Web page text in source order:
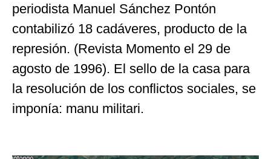
periodista Manuel Sánchez Pontón
contabilizó 18 cadáveres, producto de la
represión. (Revista Momento el 29 de
agosto de 1996). El sello de la casa para
la resolución de los conflictos sociales, se
imponía: manu militari.